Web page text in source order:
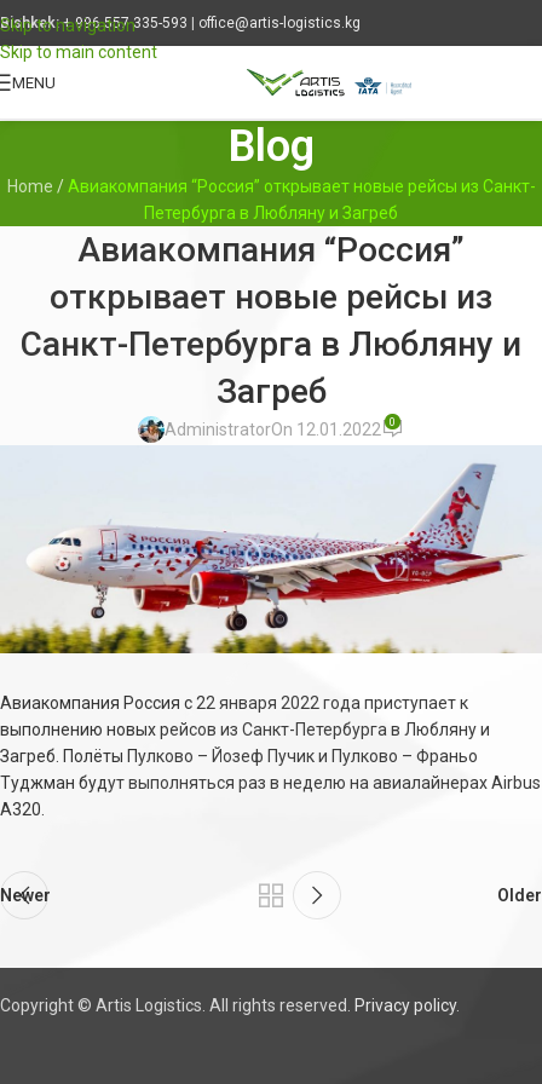
Skip to navigation
Skip to main content
Bishkek: + 996 557 335-593 office@artis-logistics.kg
MENU
Blog
Home / Авиакомпания “Россия” открывает новые рейсы из Санкт-
Петербурга в Любляну и Загреб
Авиакомпания “Россия”
открывает новые рейсы из
Санкт-Петербурга в Любляну и
Загреб
AdministratorOn 12.01.2022 0
Авиакомпания Россия с 22 января 2022 года приступает к
выполнению новых рейсов из Санкт-Петербурга в Любляну и
Загреб. Полёты Пулково – Йозеф Пучик и Пулково – Франьо
Туджман будут выполняться раз в неделю на авиалайнерах Airbus
A320.
Newer Older
Copyright © Artis Logistics. All rights reserved. Privacy policy.